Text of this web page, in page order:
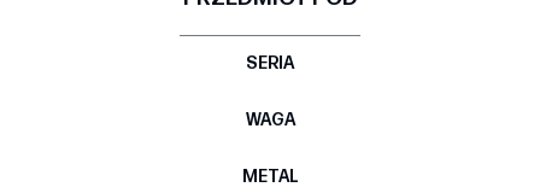
SERIA
WAGA
METAL